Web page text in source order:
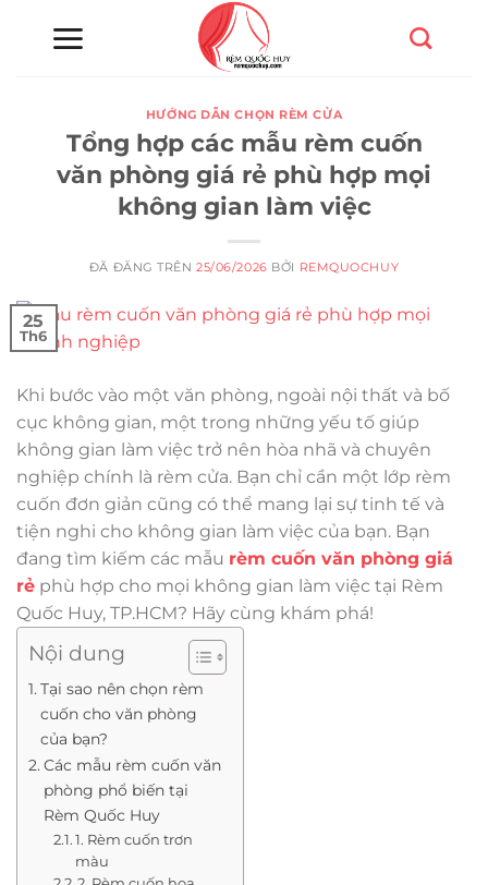
HƯỚNG DẪN CHỌN RÈM CỬA
Tổng hợp các mẫu rèm cuốn
văn phòng giá rẻ phù hợp mọi
không gian làm việc
ĐÃ ĐĂNG TRÊN25/06/2026 BỞI REMQUOCHUY
25
Th6
Khi bước vào một văn phòng, ngoài nội thất và bố
cục không gian, một trong những yếu tố giúp
không gian làm việc trở nên hòa nhã và chuyên
nghiệp chính là rèm cửa. Bạn chỉ cần một lớp rèm
cuốn đơn giản cũng có thể mang lại sự tinh tế và
tiện nghi cho không gian làm việc của bạn. Bạn
đang tìm kiếm các mẫu rèm cuốn văn phòng giá
rẻ phù hợp cho mọi không gian làm việc tại Rèm
Quốc Huy, TP.HCM? Hãy cùng khám phá!
Nội dung
Tại sao nên chọn rèm
cuốn cho văn phòng
của bạn?
Các mẫu rèm cuốn văn
phòng phổ biến tại
Rèm Quốc Huy
1. Rèm cuốn trơn
màu